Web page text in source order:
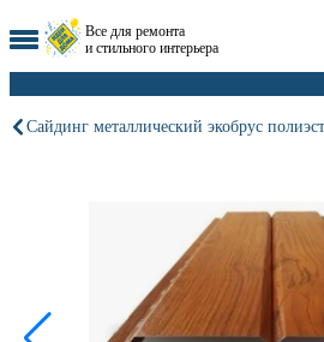
Все для ремонта
и стильного интерьера
Сайдинг металлический экобрус